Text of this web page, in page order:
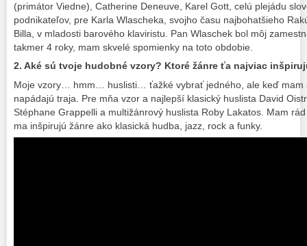
(primátor Viedne), Catherine Deneuve, Karel Gott, celú plejádu
podnikateľov, pre Karla Wlascheka, svojho času najbohatšieho
Billa, v mladosti barového klaviristu. Pan Wlaschek bol môj
takmer 4 roky, mam skvelé spomienky na toto obdobie.
2. Aké sú tvoje hudobné vzory? Ktoré žánre ťa najviac
Moje vzory… hmm… huslisti… ťažké vybrať jedného, ale keď mam
napádajú traja. Pre mňa vzor a najlepší klasický huslista David
Stéphane Grappelli a multižánrový huslista Roby Lakatos. Mam
ma inšpirujú žánre ako klasická hudba, jazz, rock a funky.